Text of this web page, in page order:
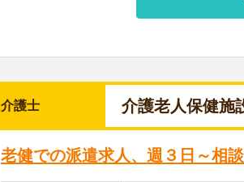
介護士 介護老人保健施
老健での派遣求人、週３日～相談